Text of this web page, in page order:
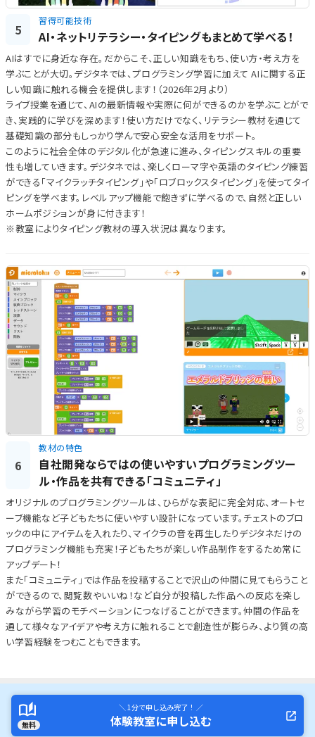
5
習得可能技術
AI・ネットリテラシー・タイピングもまとめて学べる！
AIはすでに身近な存在。だからこそ、正しい知識をもち、使い方・考え方を
学ぶことが大切。デジタネでは、プログラミング学習に加えて AIに関する正
しい知識に触れる機会を提供します！（2026年2月より）
ライブ授業を通じて、AIの最新情報や実際に何ができるのかを学ぶことがで
き、実践的に学びを深めます！使い方だけでなく、リテラシー教材を通じて
基礎知識の部分もしっかり学んで安心安全な活用をサポート。
このように社会全体のデジタル化が急速に進み、タイピングスキルの重要
性も増していきます。デジタネでは、楽しくローマ字や英語のタイピング練習
ができる「マイクラッチタイピング」や「ロブロックスタイピング」を使ってタイ
ピングを学べます。レベルアップ機能で飽きずに学べるので、自然と正しい
ホームポジションが身に付きます！
※教室によりタイピング教材の導入状況は異なります。
6
教材の特色
自社開発ならではの使いやすいプログラミングツー
ル・作品を共有できる「コミュニティ」
オリジナルのプログラミングツールは、ひらがな表記に完全対応、オートセ
ーブ機能など子どもたちに使いやすい設計になっています。チェストのブロ
ックの中にアイテムを入れたり、マイクラの音を再生したりデジタネだけの
プログラミング機能も充実！子どもたちが楽しい作品制作をするため常に
アップデート！
また「コミュニティ」では作品を投稿することで沢山の仲間に見てもらうこと
ができるので、閲覧数やいいね！など自分が投稿した作品への反応を楽し
みながら学習のモチベーションにつなげることができます。仲間の作品を
通して様々なアイデアや考え方に触れることで創造性が膨らみ、より質の高
い学習経験をつむこともできます。
無料
＼ 1分で申し込み完了！ ／
体験教室に申し込む